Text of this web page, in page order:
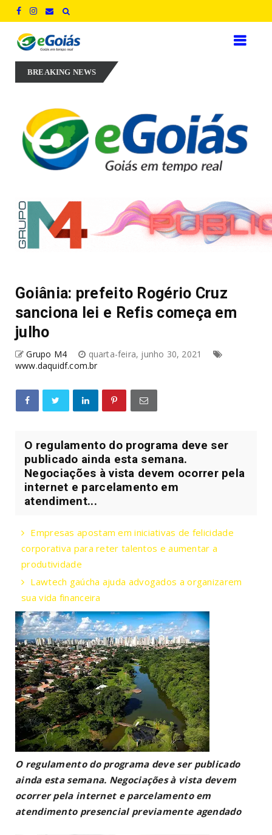
BREAKING NEWS
em experiência, inovação e geração de empregos para
Goiânia: prefeito Rogério Cruz
sanciona lei e Refis começa em
julho
Grupo M4
quarta-feira, junho 30, 2021
www.daquidf.com.br
O regulamento do programa deve ser
publicado ainda esta semana.
Negociações à vista devem ocorrer pela
internet e parcelamento em
atendiment...
Empresas apostam em iniciativas de felicidade
corporativa para reter talentos e aumentar a
produtividade
Lawtech gaúcha ajuda advogados a organizarem
sua vida financeira
O regulamento do programa deve ser publicado
ainda esta semana. Negociações à vista devem
ocorrer pela internet e parcelamento em
atendimento presencial previamente agendado